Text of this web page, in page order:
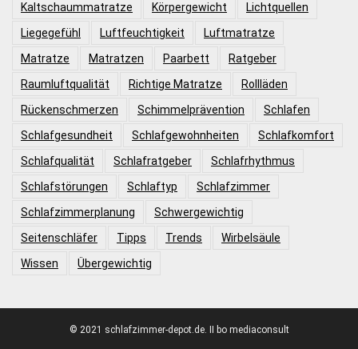
Kaltschaummatratze
Körpergewicht
Lichtquellen
Liegegefühl
Luftfeuchtigkeit
Luftmatratze
Matratze
Matratzen Paarbett
Ratgeber
Raumluftqualität
Richtige Matratze
Rollläden
Rückenschmerzen
Schimmelprävention
Schlafen
Schlafgesundheit
Schlafgewohnheiten
Schlafkomfort
Schlafqualität
Schlafratgeber
Schlafrhythmus
Schlafstörungen
Schlaftyp
Schlafzimmer
Schlafzimmerplanung
Schwergewichtig
Seitenschläfer
Tipps Trends
Wirbelsäule
Wissen
Übergewichtig
© 2021 schlafzimmer-depot.de. II bo mediaconsult